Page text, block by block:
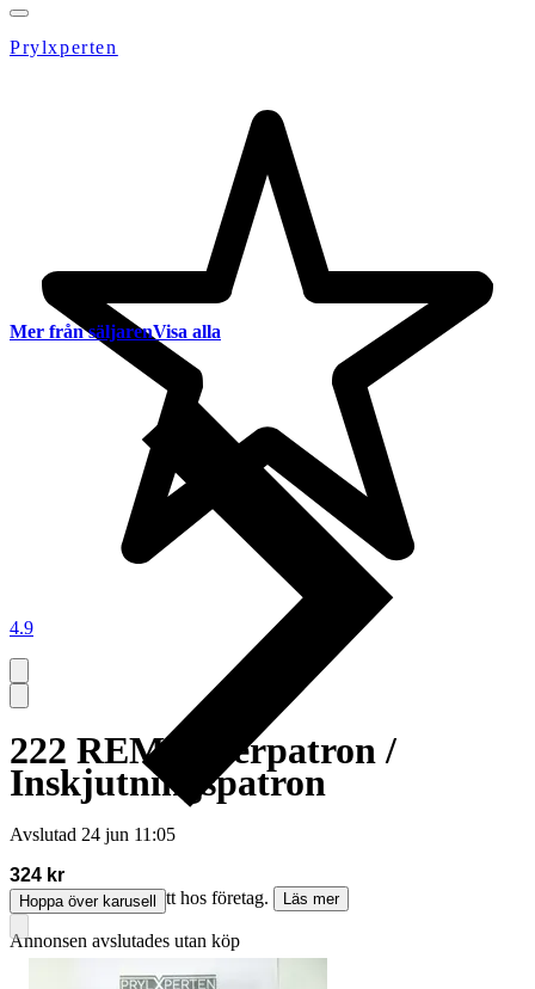
Prylxperten
4.9
222 REM Laserpatron /
Inskjutningspatron
Avslutad 24 jun 11:05
324 kr
Köparskydd är valfritt hos företag.
Läs mer
Annonsen avslutades utan köp
Mer från säljarenVisa alla
Hoppa över karusell